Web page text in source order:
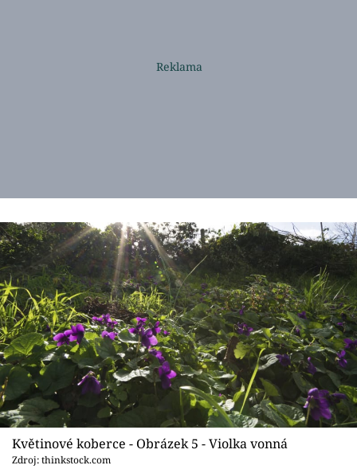
Květinové koberce - Obrázek 5 - Violka vonná
Zdroj: thinkstock.com